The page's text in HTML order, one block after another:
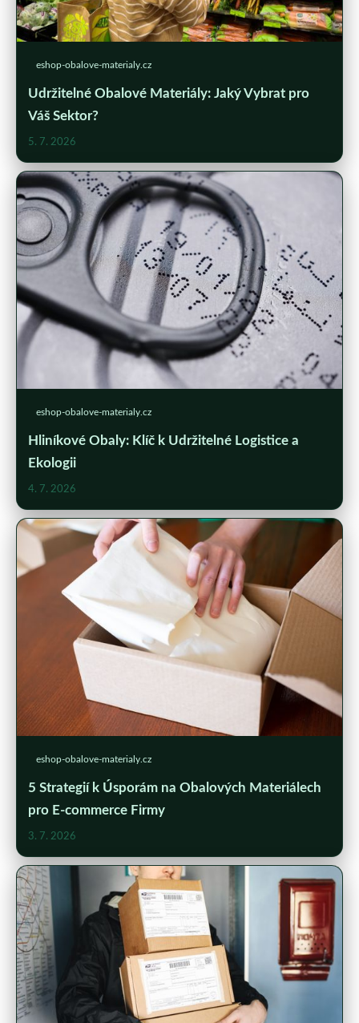
eshop-obalove-materialy.cz
Udržitelné Obalové Materiály: Jaký Vybrat pro
Váš Sektor?
5. 7. 2026
eshop-obalove-materialy.cz
Hliníkové Obaly: Klíč k Udržitelné Logistice a
Ekologii
4. 7. 2026
eshop-obalove-materialy.cz
5 Strategií k Úsporám na Obalových Materiálech
pro E-commerce Firmy
3. 7. 2026